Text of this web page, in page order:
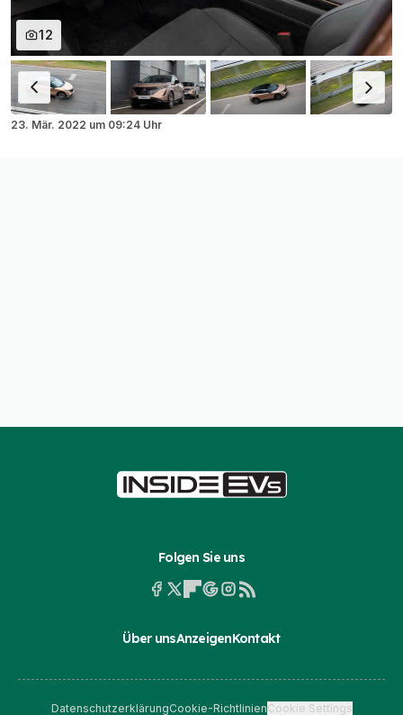
12
23. Mär. 2022 um 09:24 Uhr
Folgen Sie uns
Über unsAnzeigenKontakt
DatenschutzerklärungCookie-RichtlinienCookie Settings